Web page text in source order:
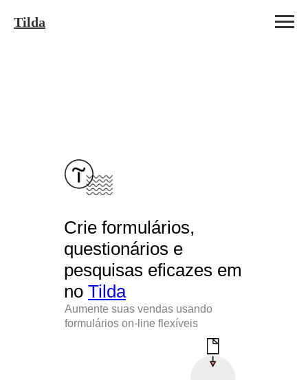
Tilda
Crie formulários,
questionários e
pesquisas eficazes em
no Tilda
Aumente suas vendas usando
formulários on-line flexíveis